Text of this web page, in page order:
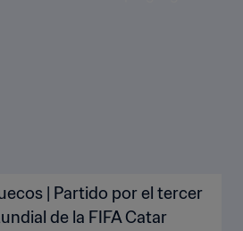
| Partido por el tercer
de la FIFA Catar